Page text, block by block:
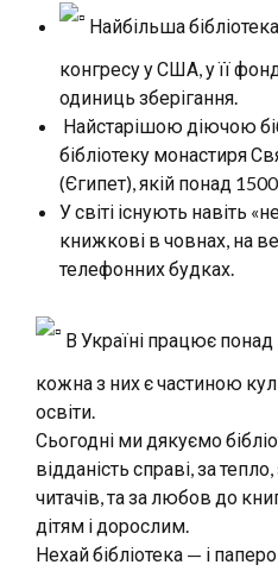
Найбільша
конгресу у США, у її
одиниць зберігання.
Найстарішою діючою
бібліотеку монастиря
(Єгипет), якій понад
У світі існують навіть
книжкові в човнах, на
телефонних будках.
В Україні працює понад
кожна з них є частиною
освіти.
Сьогодні ми дякуємо
відданість справі, за
читачів, та за любов до
дітям і дорослим.
Нехай бібліотека — і